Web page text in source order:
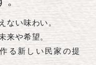
ない味わい。
来や希望。
る新しい民家の提